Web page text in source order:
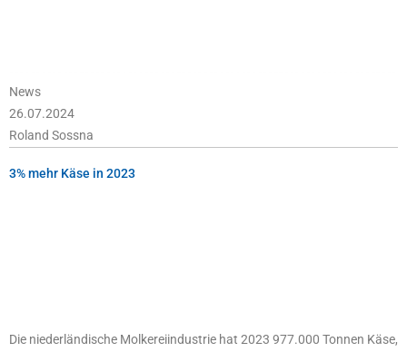
News
26.07.2024
Roland Sossna
3% mehr Käse in 2023
Die niederländische Molkereiindustrie hat 2023 977.000 Tonnen Käse,